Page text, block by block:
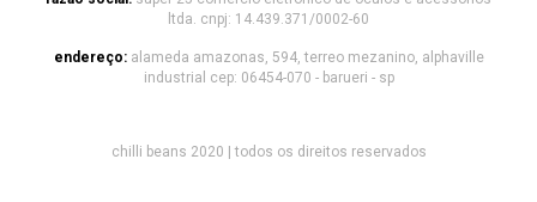
ltda. cnpj: 14.439.371/0002-60
endereço: alameda amazonas, 594, terreo mezanino, alphaville
industrial cep: 06454-070 - barueri - sp
chilli beans 2020 | todos os direitos reservados